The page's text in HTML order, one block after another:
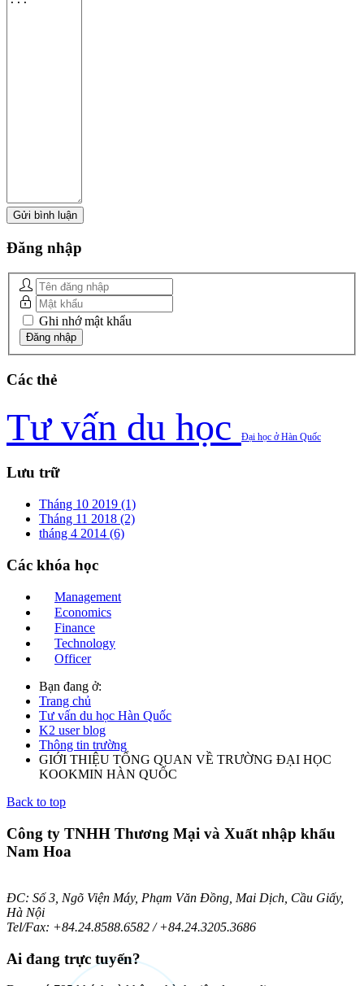
Đăng nhập
Ghi nhớ mật khẩu
Các thẻ
Tư vấn du học Đại học ở Hàn Quốc
Lưu trữ
Tháng 10 2019 (1)
Tháng 11 2018 (2)
tháng 4 2014 (6)
Các khóa học
Management
Economics
Finance
Technology
Officer
Bạn đang ở:
Trang chủ
Tư vấn du học Hàn Quốc
K2 user blog
Thông tin trường
GIỚI THIỆU TỔNG QUAN VỀ TRƯỜNG ĐẠI HỌC
KOOKMIN HÀN QUỐC
Back to top
Công ty TNHH Thương Mại và Xuất nhập khẩu
Nam Hoa
ĐC: Số 3, Ngõ Viện Máy, Phạm Văn Đồng, Mai Dịch, Cầu Giấy,
Hà Nội
Tel/Fax: +84.24.8588.6582 / +84.24.3205.3686
Ai đang trực tuyến?